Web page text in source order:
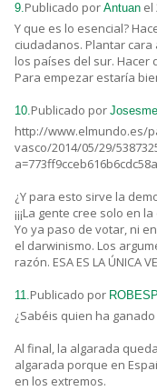
9.Publicado por Antuan el
Y que es lo esencial?
ciudadanos. Plantar
los países del sur. Hacer
Para empezar estaría
10.Publicado por
http://www.elmundo.es/
vasco/2014/05/29/
¿Y para esto sirve la
¡¡¡La gente cree solo en
Yo ya paso de votar, ni
el darwinismo. Los
razón. ESA ES LA ÚNICA
11.Publicado por
¿Sabéis quien ha
Al final, la algarada
algarada porque en
en los extremos.